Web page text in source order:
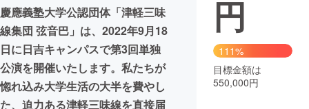
まちづくり・地域活性化
CAMPFIRE for Social Good
CAMPFIRE Creation
CAMPFIREふるさと納税machi-ya コミュニティ
慶應義塾大学公認団体「津軽三味
線集団 弦音巴」は、2022年9月18
日に日吉キャンパスで第3回単独
公演を開催いたします。私たちが
惚れ込み大学生活の大半を費やし
た、迫力ある津軽三味線を直接届
円
111%
目標金額は
550,000円